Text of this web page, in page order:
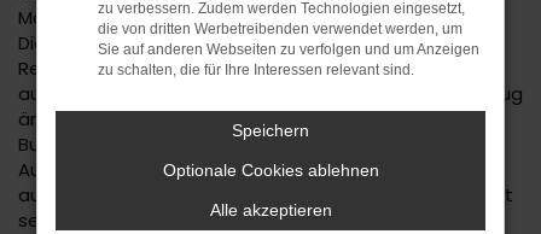
Motorisierung sowie einer ganzen Reihe an Extras.
Dieses Fahrzeug wird sodann für exakt einen Tag in
Reutlingen oder einem anderen Ort zugelassen, meist
auf den Händler. Dass sich hierdurch nichts am Fahrzeug
ändert und nach wie vor ein Kilometerstand von „0“ zu
Buche schlägt, ist selbstverständlich. Seitens der
Automobilhersteller wird jedoch von einem Fahrzeug
aus zweiter Hand ausgegangen und es fallen die sonst
sehr strengen preislichen Vorgaben weg.
zu verbessern. Zudem werden Technologien eingesetzt,
die von dritten Werbetreibenden verwendet werden, um
Sie auf anderen Webseiten zu verfolgen und um Anzeigen
zu schalten, die für Ihre Interessen relevant sind.
Speichern
Optionale Cookies ablehnen
Alle akzeptieren